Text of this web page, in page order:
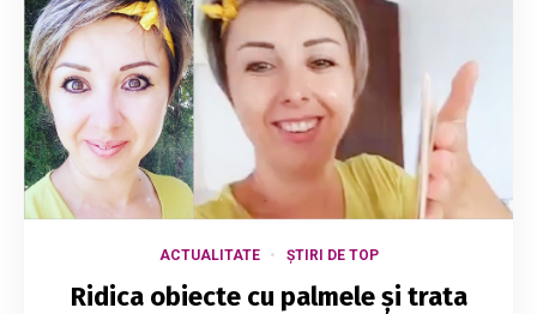
ACTUALITATE ȘTIRI DE TOP
Ridica obiecte cu palmele și trata